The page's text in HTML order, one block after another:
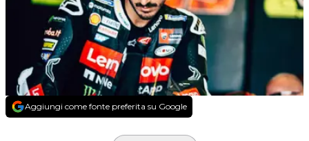
Aggiungi come fonte preferita su Google